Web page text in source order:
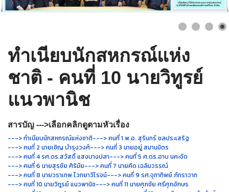
ทำเนียบนักสหกรณ์แห่ง
ชาติ - คนที่ 10 นายวิทูรย์
แนวพานิช
สารบัญ --->เลือกคลิกดูตามหัวเรื่อง
---> ทำเนียบนักสหกรณ์แห่งชาติ---> คนที่ 1 พ.อ. สุรินทร์ ชลประเสริฐ
---> คนที่ 2 นายเชิญ บำรุงวงศ์---> คนที่ 3 นายอยู่ สมานมิตร
---> คนที่ 4 รศ.ดร.สวัสดิ์ แสงบางปลา---> คนที่ 5 ศ.ดร.อาบ นคะจัด
---> คนที่ 6 นายสุรชัย ศิริมัย---> คนที่ 7 นายคิด เฉลิมวรรณ์
---> คนที่ 8 นายวราเทพ ไวทยาวิโรจน์---> คนที่ 9 รศ.จุฑาทิพย์ ภัทราวาท
---> คนที่ 10 นายวิทูรย์ แนวพานิช---> คนที่ 11 นายศุภชัย ศรีศุภอักษร